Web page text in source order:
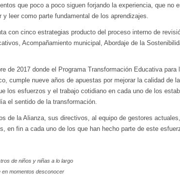
que poco a poco siguen forjando la experiencia, que no
y leer como parte fundamental de los aprendizajes.
con cinco estrategias producto del proceso interno de
Acompañamiento municipal, Abordaje de la
de 2017 donde el Programa Transformación Educativa
cumple nueve años de apuestas por mejorar la calidad de
los esfuerzos y el trabajo cotidiano en cada uno de los
el sentido de la transformación.
de la Alianza, sus directivos, al equipo de gestores
en fin a cada uno de los que han hecho parte de este
de niños y niñas a lo largo
en momentos desconocer